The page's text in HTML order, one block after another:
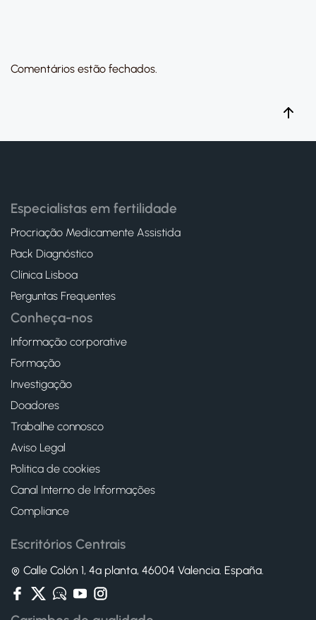
Comentários estão fechados.
Especialistas em fertilidade
Procriação Medicamente Assistida
Pack Diagnóstico
Clínica Lisboa
Perguntas Frequentes
Conheça-nos
Informação corporative
Formação
Investigação
Doadores
Trabalhe connosco
Aviso Legal
Politica de cookies
Canal Interno de Informações
Compliance
Escritórios Centrais
Calle Colón 1, 4ª planta, 46004 Valencia. España.